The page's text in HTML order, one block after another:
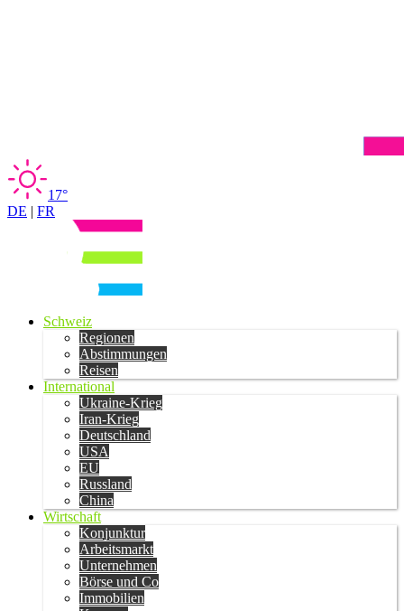
17°
DE | FR
Schweiz
Regionen
Abstimmungen
Reisen
International
Ukraine-Krieg
Iran-Krieg
Deutschland
USA
EU
Russland
China
Wirtschaft
Konjunktur
Arbeitsmarkt
Unternehmen
Börse und Co
Immobilien